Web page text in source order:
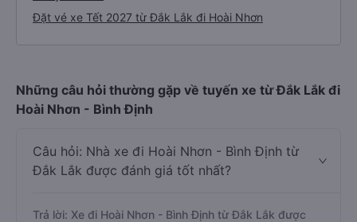
Đặt vé xe Tết 2027 từ Đắk Lắk đi Hoài Nhơn
Những câu hỏi thường gặp về tuyến xe từ Đắk Lắk đi
Hoài Nhơn - Bình Định
Câu hỏi: Nhà xe đi Hoài Nhơn - Bình Định từ
Đắk Lắk được đánh giá tốt nhất?
Trả lời: Xe đi Hoài Nhơn - Bình Định từ Đắk Lắk được